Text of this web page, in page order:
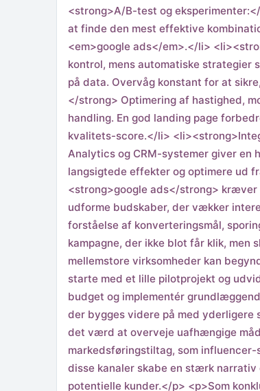
<strong>A/B-test og
at finde den mest effektive
<em>google ads</em>.</li>
kontrol, mens automatiske strategier
på data. Overvåg konstant for at
</strong> Optimering af hastighed,
handling. En god landing page
kvalitets-score.</li>
Analytics og CRM-systemer giver en
langsigtede effekter og optimere ud
<strong>google ads</strong> kræver
udforme budskaber, der vækker
forståelse af konverteringsmål,
kampagne, der ikke blot får klik, men
mellemstore virksomheder kan
starte med et lille pilotprojekt og
budget og implementér
der bygges videre på med yderligere
det værd at overveje uafhængige
markedsføringstiltag, som
disse kanaler skabe en stærk
potentielle kunder.</p> <p>Som